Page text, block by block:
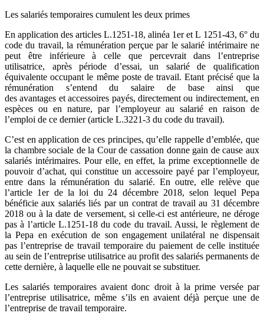
Les salariés temporaires cumulent les deux primes
En application des articles L.1251-18, alinéa 1er et L 1251-43, 6° du
code du travail, la rémunération perçue par le salarié intérimaire ne
peut être inférieure à celle que percevrait dans l’entreprise
utilisatrice, après période d’essai, un salarié de qualification
équivalente occupant le même poste de travail. Etant précisé que la
rémunération s’entend du salaire de base ainsi que
des avantages et accessoires payés, directement ou indirectement, en
espèces ou en nature, par l’employeur au salarié en raison de
l’emploi de ce dernier (article L.3221-3 du code du travail).
C’est en application de ces principes, qu’elle rappelle d’emblée, que
la chambre sociale de la Cour de cassation donne gain de cause aux
salariés intérimaires. Pour elle, en effet, la prime exceptionnelle de
pouvoir d’achat, qui constitue un accessoire payé par l’employeur,
entre dans la rémunération du salarié. En outre, elle relève que
l’article 1er de la loi du 24 décembre 2018, selon lequel Pepa
bénéficie aux salariés liés par un contrat de travail au 31 décembre
2018 ou à la date de versement, si celle-ci est antérieure, ne déroge
pas à l’article L.1251-18 du code du travail. Aussi, le règlement de
la Pepa en exécution de son engagement unilatéral ne dispensait
pas l’entreprise de travail temporaire du paiement de celle instituée
au sein de l’entreprise utilisatrice au profit des salariés permanents de
cette dernière, à laquelle elle ne pouvait se substituer.
Les salariés temporaires avaient donc droit à la prime versée par
l’entreprise utilisatrice, même s’ils en avaient déjà perçue une de
l’entreprise de travail temporaire.